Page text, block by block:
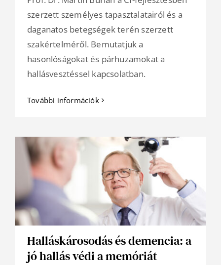
szerzett személyes tapasztalatairól és a
daganatos betegségek terén szerzett
szakértelméről. Bemutatjuk a
hasonlóságokat és párhuzamokat a
hallásvesztéssel kapcsolatban.
További információk
Halláskárosodás és demencia: a
jó hallás védi a memóriát